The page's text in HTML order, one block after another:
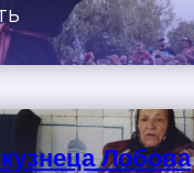
Лобова